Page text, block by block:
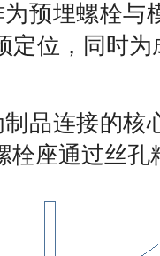
预埋螺栓与
定位，同时
品连接的核
栓座通过丝